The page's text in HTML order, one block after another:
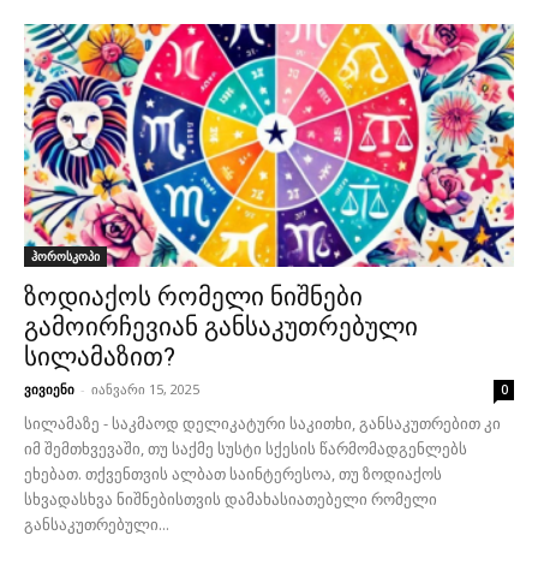
ჰოროსკოპი
ზოდიაქოს რომელი ნიშნები
გამოირჩევიან განსაკუთრებული
სილამაზით?
ვივიენი - იანვარი 15, 2025 0
სილამაზე - საკმაოდ დელიკატური საკითხი, განსაკუთრებით კი
იმ შემთხვევაში, თუ საქმე სუსტი სქესის წარმომადგენლებს
ეხებათ. თქვენთვის ალბათ საინტერესოა, თუ ზოდიაქოს
სხვადასხვა ნიშნებისთვის დამახასიათებელი რომელი
განსაკუთრებული...